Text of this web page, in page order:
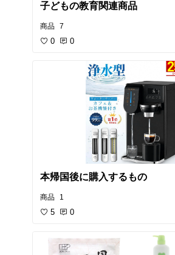
子どもの教育関連商品
商品 7
0 0
本帰国後に購入するもの
商品 1
5 0